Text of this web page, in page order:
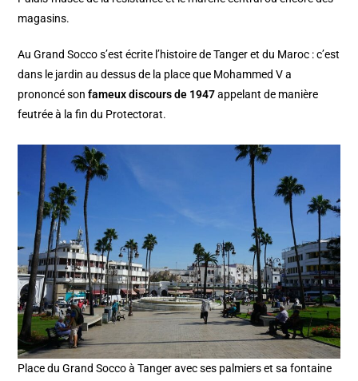
magasins.
Au Grand Socco s’est écrite l’histoire de Tanger et du Maroc : c’est
dans le jardin au dessus de la place que Mohammed V a
prononcé sonfameux discours de 1947appelant de manière
feutrée à la fin du Protectorat.
Place du Grand Socco à Tanger avec ses palmiers et sa fontaine